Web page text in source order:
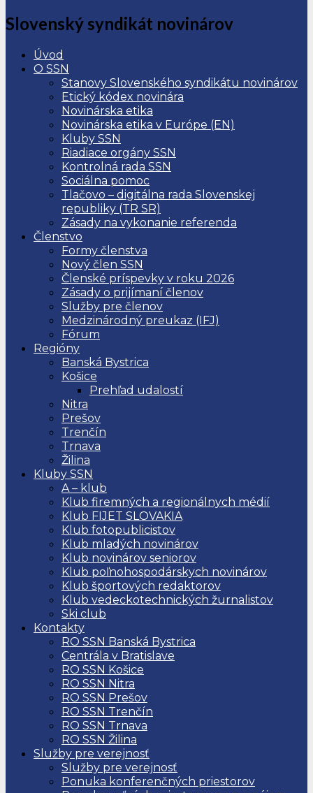
Slovenský syndikát novinárov
Úvod
O SSN
Stanovy Slovenského syndikátu novinárov
Etický kódex novinára
Novinárska etika
Novinárska etika v Európe (EN)
Kluby SSN
Riadiace orgány SSN
Kontrolná rada SSN
Sociálna pomoc
Tlačovo – digitálna rada Slovenskej
republiky (TR SR)
Zásady na vykonanie referenda
Členstvo
Formy členstva
Nový člen SSN
Členské príspevky v roku 2026
Zásady o prijímaní členov
Služby pre členov
Medzinárodný preukaz (IFJ)
Fórum
Regióny
Banská Bystrica
Košice
Prehľad udalostí
Nitra
Prešov
Trenčín
Trnava
Žilina
Kluby SSN
A – klub
Klub firemných a regionálnych médií
Klub FIJET SLOVAKIA
Klub fotopublicistov
Klub mladých novinárov
Klub novinárov seniorov
Klub poľnohospodárskych novinárov
Klub športových redaktorov
Klub vedeckotechnických žurnalistov
Ski club
Kontakty
RO SSN Banská Bystrica
Centrála v Bratislave
RO SSN Košice
RO SSN Nitra
RO SSN Prešov
RO SSN Trenčín
RO SSN Trnava
RO SSN Žilina
Služby pre verejnosť
Služby pre verejnosť
Ponuka konferenčných priestorov